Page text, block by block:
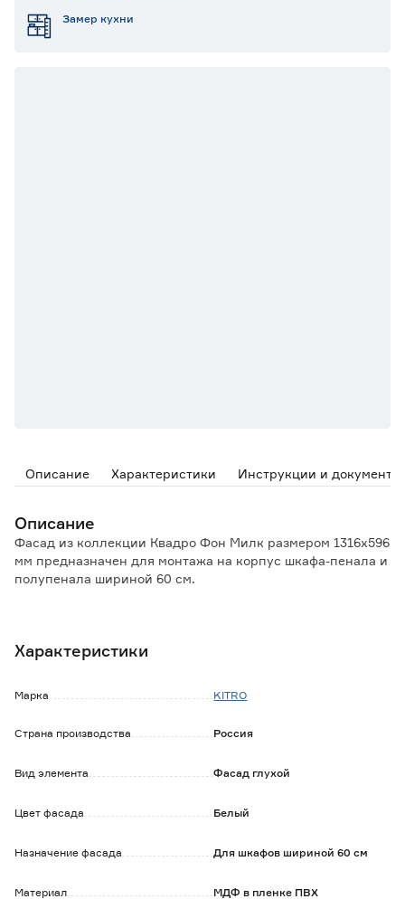
Замер кухни
Описание Характеристики Инструкции и документы
Описание
Фасад из коллекции Квадро Фон Милк размером 1316х596
мм предназначен для монтажа на корпус шкафа-пенала и
полупенала шириной 60 см.
прост в уходе.
правого открывания.
позволяет установить фасад самостоятельно, не
Уход: протирать влажной тканью, смоченной в любом
абразивов и агрессивных веществ, после вытереть
Мебельные ручки в комплект не входят и приобретаются
Характеристики
Марка KITRO
Страна производства Россия
Вид элемента Фасад глухой
Цвет фасада Белый
Назначение фасада Для шкафов шириной 60 см
Материал МДФ в пленке ПВХ